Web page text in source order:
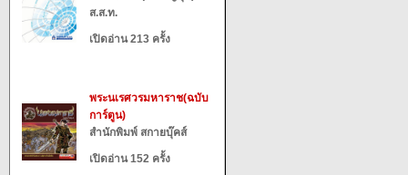
ส.ส.ท.
เปิดอ่าน 213 ครั้ง
พระนเรศวรมหาราช(ฉบับ
การ์ตูน)
สำนักพิมพ์ สกายบุ๊คส์
เปิดอ่าน 152 ครั้ง